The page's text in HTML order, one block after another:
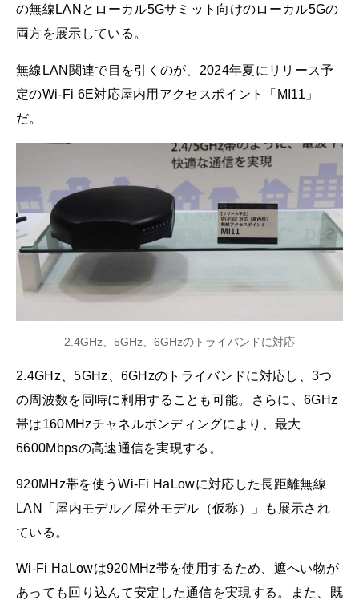
の無線LANとローカル5Gサミット向けのローカル5Gの
両方を展示している。
無線LAN関連で目を引くのが、2024年夏にリリース予
定のWi-Fi 6E対応屋内用アクセスポイント「MI11」
だ。
2.4GHz、5GHz、6GHzのトライバンドに対応
2.4GHz、5GHz、6GHzのトライバンドに対応し、3つ
の周波数を同時に利用することも可能。さらに、6GHz
帯は160MHzチャネルボンディングにより、最大
6600Mbpsの高速通信を実現する。
920MHz帯を使うWi-Fi HaLowに対応した長距離無線
LAN「屋内モデル／屋外モデル（仮称）」も展示され
ている。
Wi-Fi HaLowは920MHz帯を使用するため、遮へい物が
あっても回り込んて安定した通信を実現する。また、既